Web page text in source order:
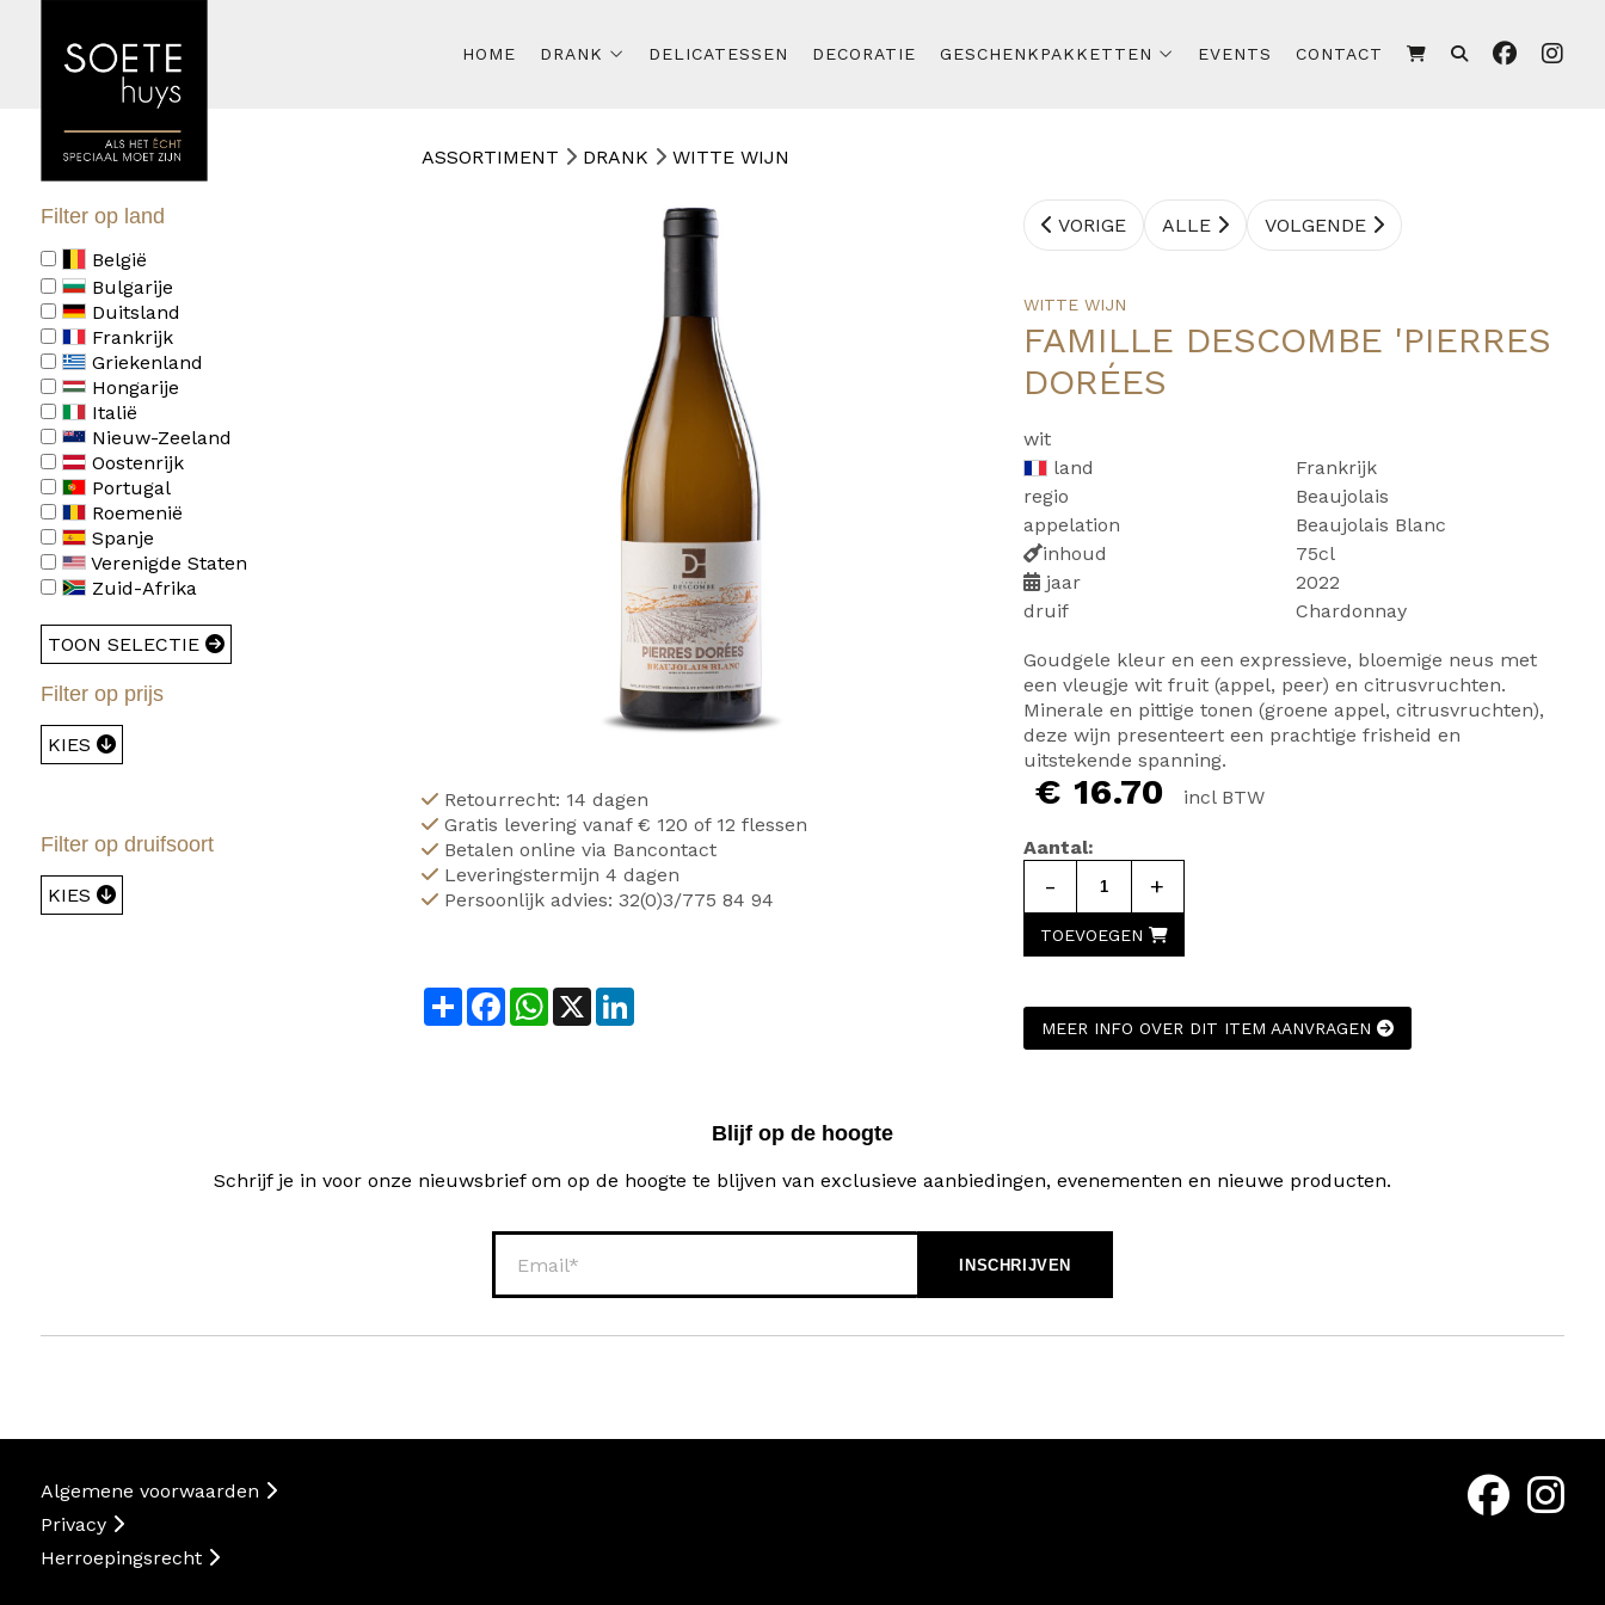
HOME DRANK DELICATESSEN DECORATIE GESCHENKPAKKETTEN EVENTS CONTACT
Filter op land
België
Bulgarije
Duitsland
Frankrijk
Griekenland
Hongarije
Italië
Nieuw-Zeeland
Oostenrijk
Portugal
Roemenië
Spanje
Verenigde Staten
Zuid-Afrika
TOON SELECTIE
Filter op prijs
KIES
Filter op druifsoort
KIES
ASSORTIMENT DRANK WITTE WIJN
Retourrecht: 14 dagen
Gratis levering vanaf € 120 of 12 flessen
Betalen online via Bancontact
Leveringstermijn 4 dagen
Persoonlijk advies: 32(0)3/775 84 94
ShareFacebookWhatsApp
X LinkedIn
VORIGE ALLE VOLGENDE
WITTE WIJN
FAMILLE DESCOMBE 'PIERRES
DORÉES
wit
land
Frankrijk
regio
Beaujolais
appelation
Beaujolais Blanc
inhoud
75cl
jaar
2022
druif
Chardonnay
Goudgele kleur en een expressieve, bloemige neus met
een vleugje wit fruit (appel, peer) en citrusvruchten.
Minerale en pittige tonen (groene appel, citrusvruchten),
deze wijn presenteert een prachtige frisheid en
uitstekende spanning.
€ 16.70 incl BTW
Aantal:
- +
TOEVOEGEN
MEER INFO OVER DIT ITEM AANVRAGEN
Blijf op de hoogte
Schrijf je in voor onze nieuwsbrief om op de hoogte te blijven van exclusieve aanbiedingen, evenementen en nieuwe producten.
Algemene voorwaarden
Privacy
Herroepingsrecht